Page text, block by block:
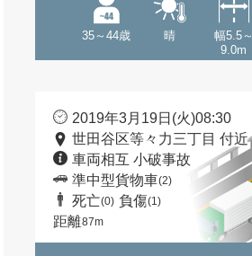
35～44歳 晴
幅5.5～
9.0m
2019年3月19日(火)08:30
世田谷区等々力三丁目 付近
車両相互 小破事故
準中型貨物車(2)
死亡(0) 負傷(1)
距離87m